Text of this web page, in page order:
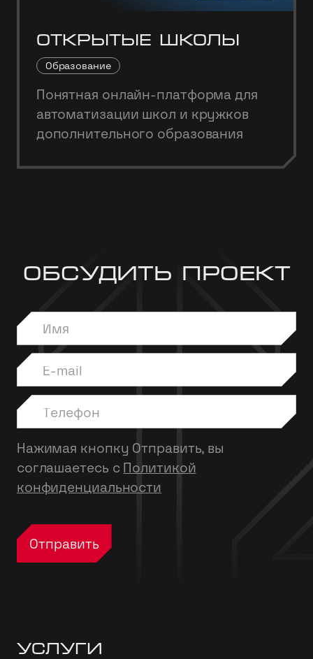
Открытые школы
Образование
Понятная онлайн-платформа для
автоматизации школ и кружков
дополнительного образования
Обсудить проект
Нажимая кнопку Отправить, вы
соглашаетесь с Политикой
конфиденциальности
Услуги